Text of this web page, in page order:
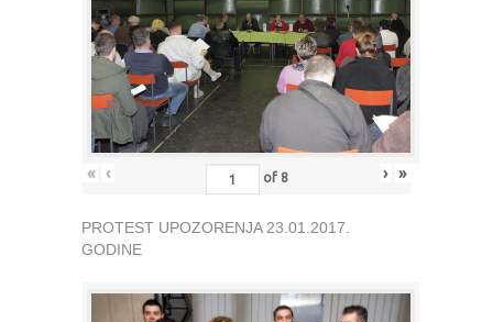
« ‹ of 8 › »
PROTEST UPOZORENJA 23.01.2017.
GODINE